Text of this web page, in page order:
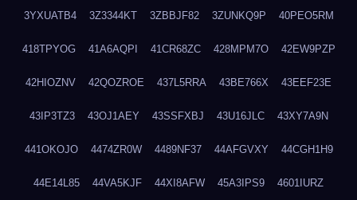
3YXUATB4 3Z3344KT 3ZBBJF82 3ZUNKQ9P 40PEO5RM
418TPYOG 41A6AQPI 41CR68ZC 428MPM7O 42EW9PZP
42HIOZNV 42QOZROE 437L5RRA 43BE766X 43EEF23E
43IP3TZ3 43OJ1AEY 43SSFXBJ 43U16JLC 43XY7A9N
441OKOJO 4474ZR0W 4489NF37 44AFGVXY 44CGH1H9
44E14L85 44VA5KJF 44XI8AFW 45A3IPS9 4601IURZ